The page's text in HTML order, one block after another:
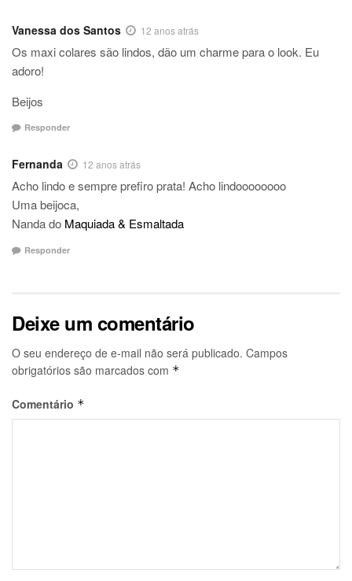
Vanessa dos Santos 12 anos atrás
Os maxi colares são lindos, dão um charme para o look. Eu
adoro!
Beijos
Responder
Fernanda 12 anos atrás
Acho lindo e sempre prefiro prata! Acho lindoooooooo
Uma beijoca,
Nanda do Maquiada & Esmaltada
Responder
Deixe um comentário
O seu endereço de e-mail não será publicado. Campos
obrigatórios são marcados com *
Comentário *